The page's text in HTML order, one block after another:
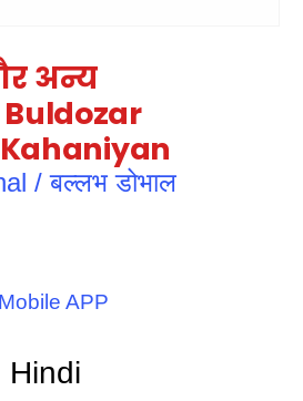
अन्य
/ बल्लभ डोभाल
APP
Hindi